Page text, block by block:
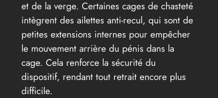
et de la verge. Certaines cages de chasteté
intègrent des ailettes anti-recul, qui sont de
petites extensions internes pour empêcher
le mouvement arrière du pénis dans la
cage. Cela renforce la sécurité du
dispositif, rendant tout retrait encore plus
difficile.